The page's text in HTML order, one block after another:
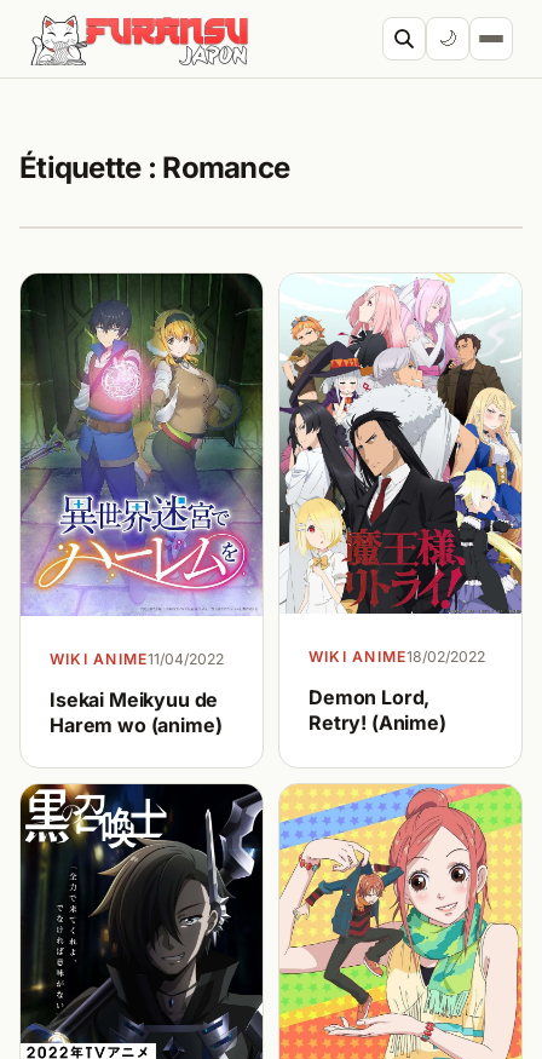
Aller au contenu
🌙
Étiquette : Romance
WIKI ANIME11/04/2022
Isekai Meikyuu de
Harem wo (anime)
WIKI ANIME18/02/2022
Demon Lord,
Retry! (Anime)